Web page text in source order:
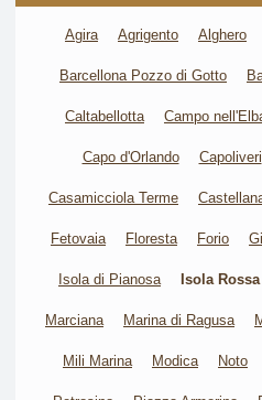
Agira Agrigento Alghero
Barcellona Pozzo di Gotto
Caltabellotta Campo
Capo d'Orlando Capoliveri
Casamicciola Terme
Fetovaia Floresta Forio
Isola di Pianosa Isola Rossa
Marciana Marina di Ragusa
Mili Marina Modica Noto